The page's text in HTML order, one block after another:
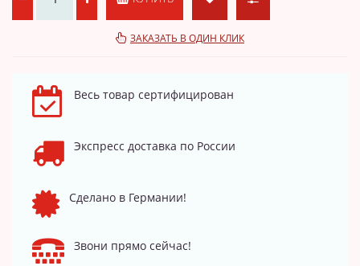
ЗАКАЗАТЬ В ОДИН КЛИК
Весь товар сертифицирован
Экспресс доставка по России
Сделано в Германии!
Звони прямо сейчас!